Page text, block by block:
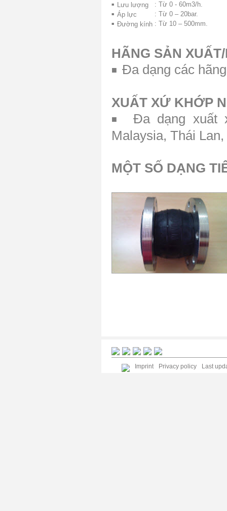
■ Lưu lượng : Từ 0 - 60m3/h.
■ Áp lực : Từ 0 – 20bar.
■ Đường kính : Từ 10 – 500mm.
HÃNG SẢN
■ Đa dạng các
XUẤT XỨ KHỚP
■ Đa dạng xuất
Malaysia, Thái
MỘT SỐ DẠNG
Imprint Privacy policy Last